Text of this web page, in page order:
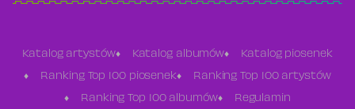
Katalog artystów Katalog albumów Katalog piosenek
Ranking Top 100 piosenek Ranking Top 100 artystów
Ranking Top 100 albumów Regulamin